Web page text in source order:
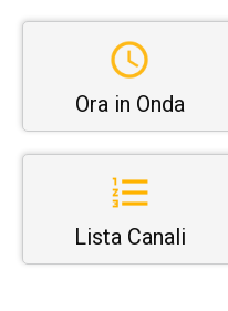
Ora in Onda
Lista Canali